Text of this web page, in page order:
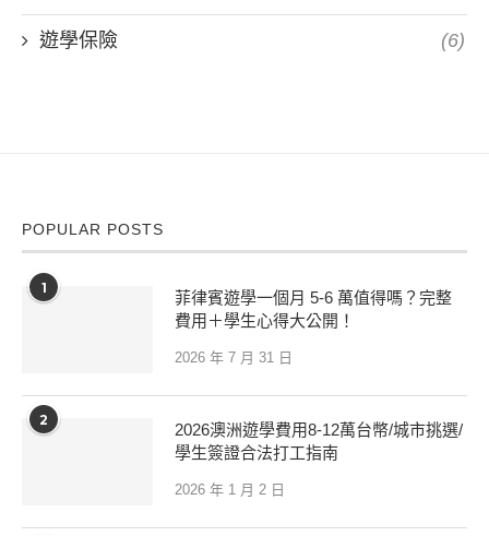
遊學保險 (6)
POPULAR POSTS
1
菲律賓遊學一個月 5-6 萬值得嗎？完整
費用＋學生心得大公開！
2026 年 7 月 31 日
2
2026澳洲遊學費用8-12萬台幣/城市挑選/
學生簽證合法打工指南
2026 年 1 月 2 日